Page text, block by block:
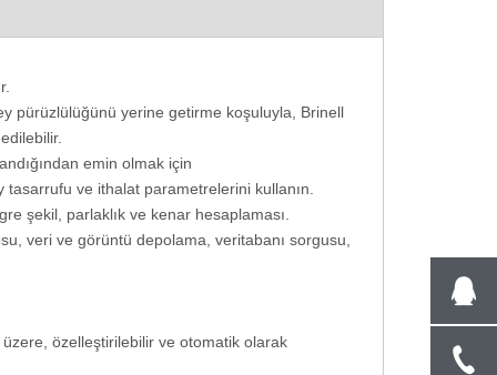
Sertlik HV
pürüzlülüğünü yerine getirme koşuluyla, Brinell
emin olmak için
ve ithalat parametrelerini kullanın.
şekil, parlaklık ve kenar hesaplaması.
veri ve görüntü depolama, veritabanı sorgusu,
özelleştirilebilir ve otomatik olarak